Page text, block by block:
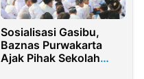
Sosialisasi Gasibu,
Baznas Purwakarta
Ajak Pihak Sekolah